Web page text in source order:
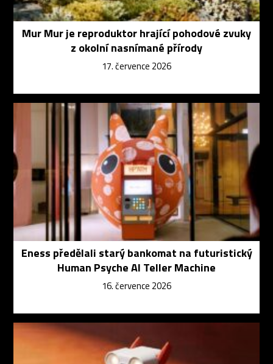
Mur Mur je reproduktor hrající pohodové zvuky
z okolní nasnímané přírody
17. července 2026
Eness předělali starý bankomat na futuristický
Human Psyche AI Teller Machine
16. července 2026